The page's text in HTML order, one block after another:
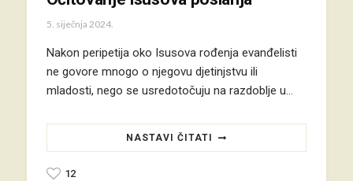
5. siječnja 2024.
Nakon peripetija oko Isusova rođenja evanđelisti
ne govore mnogo o njegovu djetinjstvu ili
mladosti, nego se usredotočuju na razdoblje u…
NASTAVI ČITATI
12